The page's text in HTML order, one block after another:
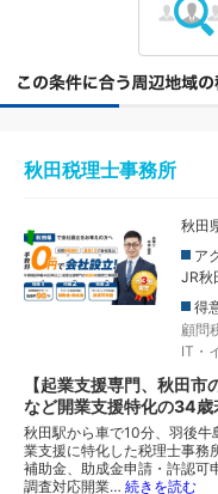
秋田税理士事務所
秋田
ア
JR秋
得
顧問
IT・
【起業支援専門、秋田
など開業支援特化の34歳
秋田駅から車で10分、羽後
業支援に特化した税理士事務
補助金、助成金申請・許認可
調査対応開業… 続きを読む